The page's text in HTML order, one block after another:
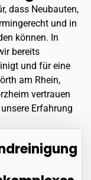
dass Neubauten,
und in
können. In
bereits
und für eine
am Rhein,
vertrauen
Erfahrung